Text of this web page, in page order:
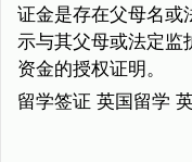
证金是存在父母名或
示与其父母或法定监
资金的授权证明。
留学签证 英国留学